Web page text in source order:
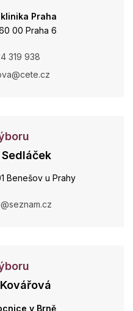
Praha
00 Praha 6
319 938
Sedláček
Benešov u Prahy
v Brně